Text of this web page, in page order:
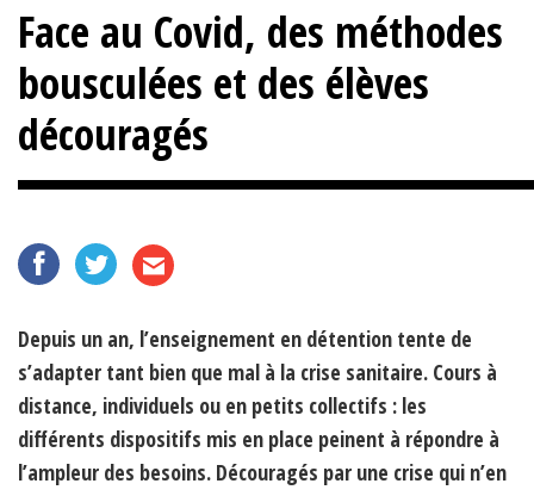
Face au Covid, des méthodes
bousculées et des élèves
découragés
Depuis un an, l’enseignement en détention tente de
s’adapter tant bien que mal à la crise sanitaire. Cours à
distance, individuels ou en petits collectifs : les
différents dispositifs mis en place peinent à répondre à
l’ampleur des besoins. Découragés par une crise qui n’en